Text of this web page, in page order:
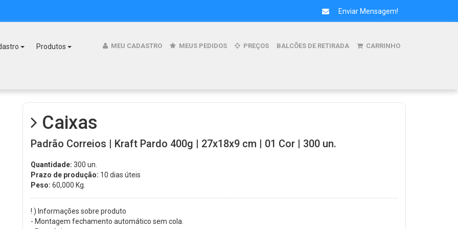
Enviar Mensagem!
Produtos MEU CADASTRO MEUS PEDIDOS PREÇOS BALCÕES DE RETIRADA CARRINHO
Caixas
Padrão Correios | Kraft Pardo 400g | 27x18x9 cm | 01 Cor | 300 un.
Quantidade: 300 un.
Prazo de produção: 10 dias úteis
Peso: 60,000 Kg.
! ) Informações sobre produto
- Montagem fechamento automático sem cola.